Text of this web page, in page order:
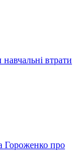
втрати
Гороженко про